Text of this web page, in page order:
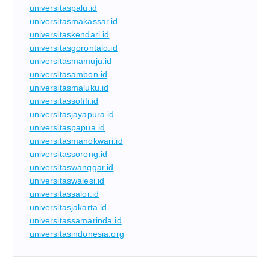
universitaspalu.id
universitasmakassar.id
universitaskendari.id
universitasgorontalo.id
universitasmamuju.id
universitasambon.id
universitasmaluku.id
universitassofifi.id
universitasjayapura.id
universitaspapua.id
universitasmanokwari.id
universitassorong.id
universitaswanggar.id
universitaswalesi.id
universitassalor.id
universitasjakarta.id
universitassamarinda.id
universitasindonesia.org